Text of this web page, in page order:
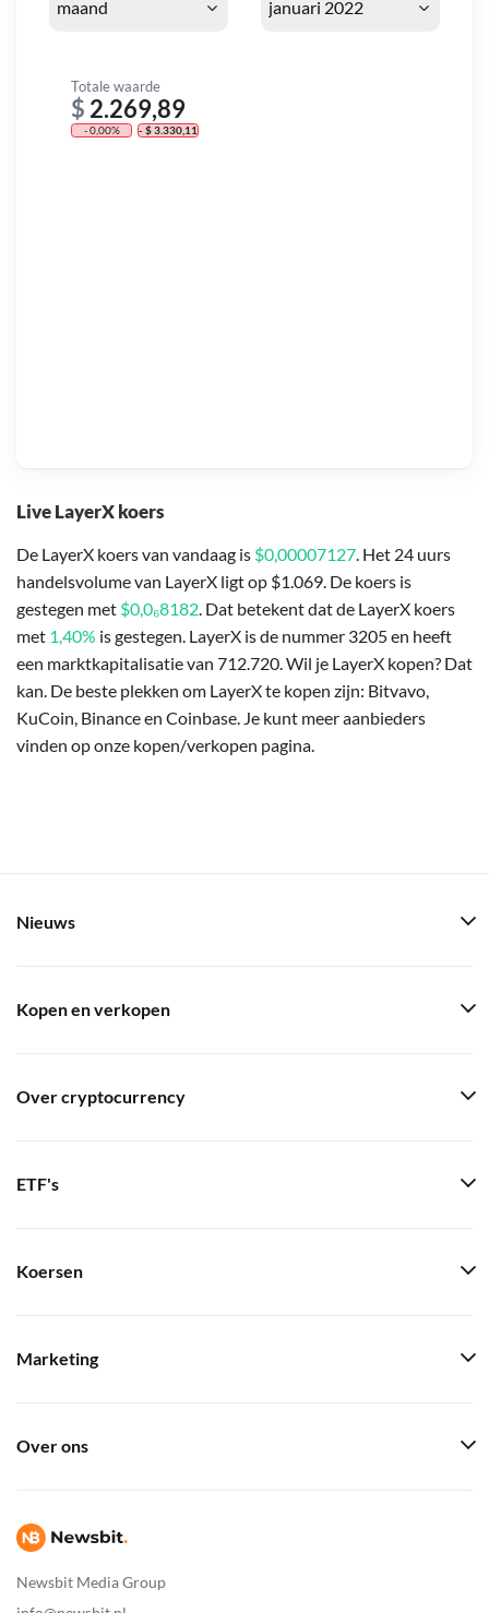
Live LayerX koers
De LayerX koers van vandaag is $0,00007127. Het 24 uurs
handelsvolume van LayerX ligt op $1.069. De koers is
gestegen met $0,0₆8182. Dat betekent dat de LayerX koers
met 1,40% is gestegen. LayerX is de nummer 3205 en heeft
een marktkapitalisatie van 712.720. Wil je LayerX kopen? Dat
kan. De beste plekken om LayerX te kopen zijn: Bitvavo,
KuCoin, Binance en Coinbase. Je kunt meer aanbieders
vinden op onze kopen/verkopen pagina.
Totale waarde
$ 2.269,89
- 0,00% - $ 3.330,11
Newsbit Media Group
Nieuws
Kopen en verkopen
Over cryptocurrency
ETF's
Koersen
Marketing
Over ons